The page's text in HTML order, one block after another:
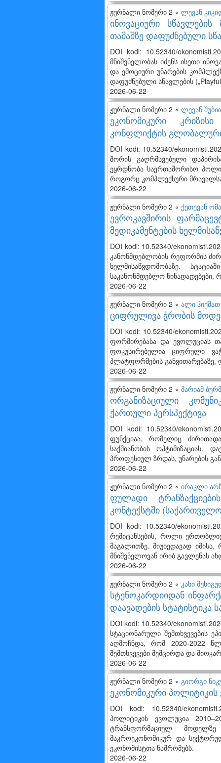
ჟურნალი ნომერი 2 ∘ ლევან
ინოვაციური
თამაშზე დაფუძნებული
DOI kodi: 10.52340/
მნიშვნელობას იძენს ისეთი
და ემოციური უნარების
დაფუძნებული სწავლების
2026-06-22
ჟურნალი ნომერი 2 ∘ ლევან
ეკონომიკური
კონფლიქტის გლობალური
DOI kodi: 10.52340/
შორის გაღრმავებული
ეყრდნობა საერთაშორისო
როგორც კომპლექსური
2026-06-22
ჟურნალი ნომერი 2 ∘ ქეთევან
ევროკავშირის
მედიკამენტების
DOI kodi: 10.52340/
კანონმდებლობის რეფორმის
ხელმისაწვდომობაზე.
საკანონმდებლო წინადადებები,
2026-06-22
ჟურნალი ნომერი 2 ∘ ალი
ციფრულივა ჭრობის
DOI kodi: 10.52340/
ფორმირებასა და ევოლუციას
ფოკუსირებულია ციფრული
პლატფორმების განვითარებაზე,
2026-06-22
ჟურნალი ნომერი 2 ∘ მარიამ
ორგანიზაციული
ქართული პერსპექტივა
DOI kodi: 10.52340/
ფუნქციაა, რომელიც
საქმიანობის ოპტიმიზაციას.
პროფესიულ ზრდას, უნარების
2026-06-22
ჟურნალი ნომერი 2 ∘ ირაკლი
ფულადი
კონტექსტში
DOI kodi: 10.52340/
რემიტანსების, როლი
მაგალითზე. მიუხედავად
მნიშვნელოვან ირიბ გავლენას
2026-06-22
ჟურნალი ნომერი 2 ∘ კახი
სტენოკარდიიდან
დაავადების სტატისტიკა
DOI kodi: 10.52340/
სტაციონარული შემთხვევების
აღმოჩნდა, რომ 2020-2022
შემთხვევები შემცირდა და
2026-06-22
ჟურნალი ნომერი 2 ∘ გიორგი
ეკონომიკური
DOI kodi: 10.52340/
პოლიტიკის ევოლუცია
ტრანსფორმაციულ მოდელზე
მაკროეკონომიკურ და
ეკონომისტთა ნაშრომებს.
2026-06-22